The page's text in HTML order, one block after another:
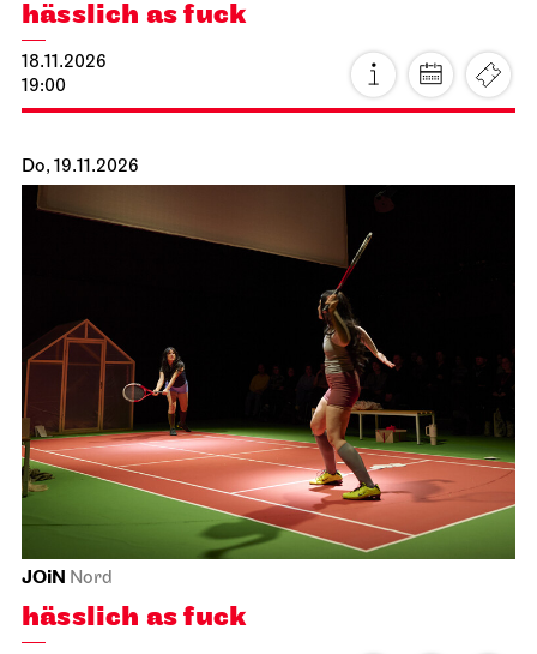
hässlich as fuck
18.11.2026
19:00
Do, 19.11.2026
JOiN Nord
hässlich as fuck